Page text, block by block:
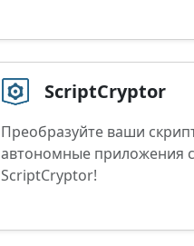
ScriptCryptor
Преобразуйте ваши
автономные приложения
ScriptCryptor!